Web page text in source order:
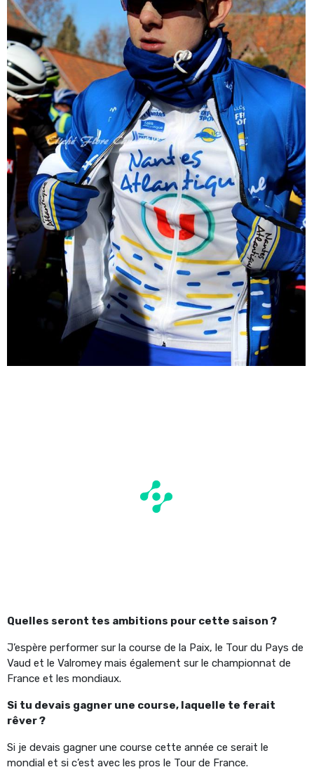
Quelles seront tes ambitions pour cette saison ?
J’espère performer sur la course de la Paix, le Tour du Pays de
Vaud et le Valromey mais également sur le championnat de
France et les mondiaux.
Si tu devais gagner une course, laquelle te ferait
rêver ?
Si je devais gagner une course cette année ce serait le
mondial et si c’est avec les pros le Tour de France.